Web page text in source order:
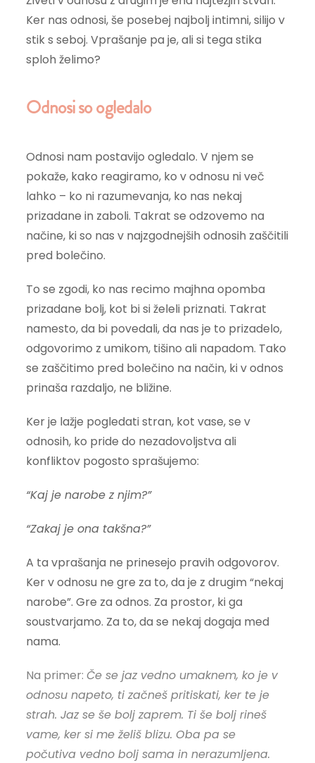
Ker nas odnosi, še posebej najbolj intimni, silijo v
stik s seboj. Vprašanje pa je, ali si tega stika
sploh želimo?
Odnosi so ogledalo
Odnosi nam postavijo ogledalo. V njem se
pokaže, kako reagiramo, ko v odnosu ni več
lahko – ko ni razumevanja, ko nas nekaj
prizadane in zaboli. Takrat se odzovemo na
načine, ki so nas v najzgodnejših odnosih zaščitili
pred bolečino.
To se zgodi, ko nas recimo majhna opomba
prizadane bolj, kot bi si želeli priznati. Takrat
namesto, da bi povedali, da nas je to prizadelo,
odgovorimo z umikom, tišino ali napadom. Tako
se zaščitimo pred bolečino na način, ki v odnos
prinaša razdaljo, ne bližine.
Ker je lažje pogledati stran, kot vase, se v
odnosih, ko pride do nezadovoljstva ali
konfliktov pogosto sprašujemo:
“Kaj je narobe z njim?”
“Zakaj je ona takšna?”
A ta vprašanja ne prinesejo pravih odgovorov.
Ker v odnosu ne gre za to, da je z drugim “nekaj
narobe”. Gre za odnos. Za prostor, ki ga
soustvarjamo. Za to, da se nekaj dogaja med
nama.
Na primer:Če se jaz vedno umaknem, ko je v
odnosu napeto, ti začneš pritiskati, ker te je
strah. Jaz se še bolj zaprem. Ti še bolj rineš
vame, ker si me želiš blizu. Oba pa se
počutiva vedno bolj sama in nerazumljena.